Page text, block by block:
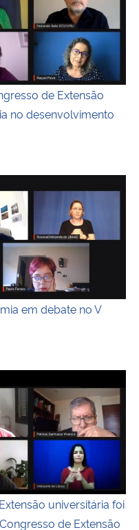
de Extensão
no desenvolvimento
em debate no V
universitária foi
de Extensão